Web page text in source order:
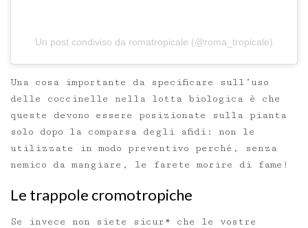
Un post condiviso da romatropicale (@roma_tropicale)
Una cosa importante da specificare sull’uso
delle coccinelle nella lotta biologica è che
queste devono essere posizionate sulla pianta
solo dopo la comparsa degli afidi: non le
utilizzate in modo preventivo perché, senza
nemico da mangiare, le farete morire di fame!
Le trappole cromotropiche
Se invece non siete sicur* che le vostre